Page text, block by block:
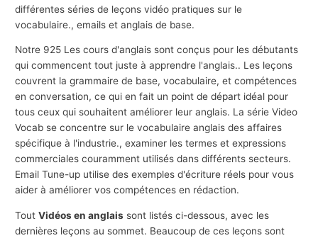
différentes séries de leçons vidéo pratiques sur le
vocabulaire., emails et anglais de base.
Notre 925 Les cours d'anglais sont conçus pour les débutants
qui commencent tout juste à apprendre l'anglais.. Les leçons
couvrent la grammaire de base, vocabulaire, et compétences
en conversation, ce qui en fait un point de départ idéal pour
tous ceux qui souhaitent améliorer leur anglais. La série Video
Vocab se concentre sur le vocabulaire anglais des affaires
spécifique à l'industrie., examiner les termes et expressions
commerciales couramment utilisés dans différents secteurs.
Email Tune-up utilise des exemples d'écriture réels pour vous
aider à améliorer vos compétences en rédaction.
ToutVidéos en anglais sont listés ci-dessous, avec les
dernières leçons au sommet. Beaucoup de ces leçons sont